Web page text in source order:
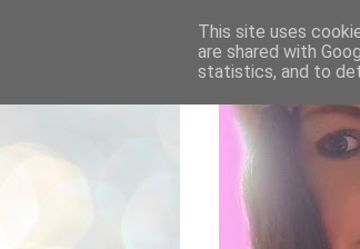
This site uses
are shared with
statistics, and to